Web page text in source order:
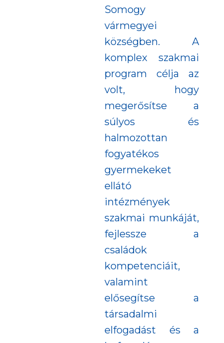
Somogy
vármegyei
községben. A
komplex szakmai
program célja az
volt, hogy
megerősítse a
súlyos és
halmozottan
fogyatékos
gyermekeket
ellátó
intézmények
szakmai munkáját,
fejlessze a
családok
kompetenciáit,
valamint
elősegítse a
társadalmi
elfogadást és a